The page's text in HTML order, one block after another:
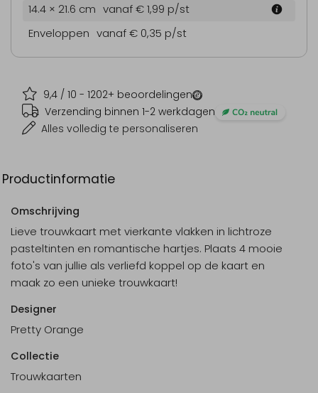
9,4 / 10 - 1202+ beoordelingen
Verzending binnen 1-2 werkdagen
Alles volledig te personaliseren
14.4 × 21.6 cm vanaf € 1,99 p/st
Enveloppen vanaf € 0,35 p/st
Productinformatie
Omschrijving
Lieve trouwkaart met vierkante vlakken in lichtroze
pasteltinten en romantische hartjes. Plaats 4 mooie
foto's van jullie als verliefd koppel op de kaart en
maak zo een unieke trouwkaart!
Designer
Pretty Orange
Collectie
Trouwkaarten